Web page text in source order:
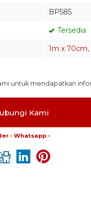
BP585
Tersedia
1m x 70cm,
untuk mendapatkan
Kami
- Whatsapp -